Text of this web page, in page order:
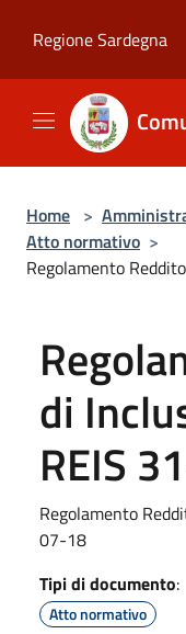
Regione Sardegna
Home >
Atto normativo >
Regolamento
di
REIS
Regolamento
07-18
Tipi di documento:
Atto normativo